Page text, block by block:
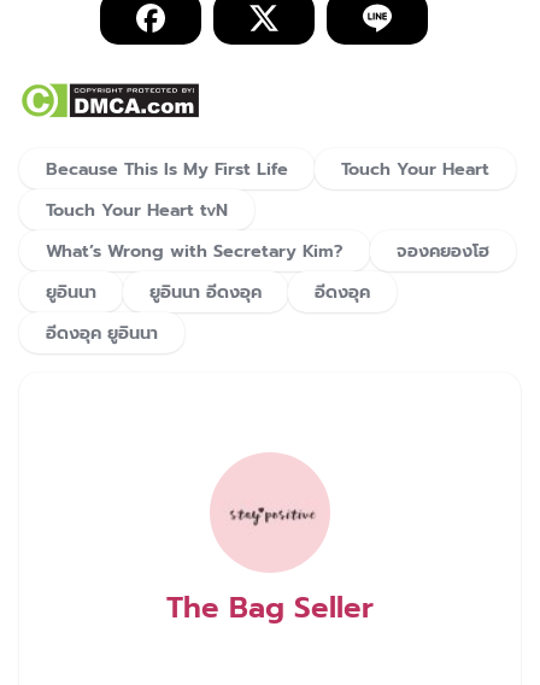
Because This Is My First Life
Touch Your Heart
Touch Your Heart tvN
What’s Wrong with Secretary Kim?
จองคยองโฮ
ยูอินนา
ยูอินนา อีดงอุค
อีดงอุค
อีดงอุค ยูอินนา
The Bag Seller